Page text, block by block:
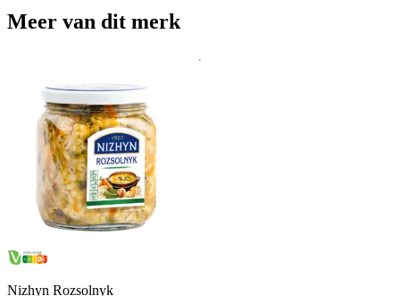
Meer van dit merk
Nizhyn Rozsolnyk